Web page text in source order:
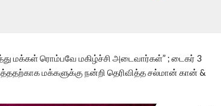
மக்கள் ரொம்பவே மகிழ்ச்சி அடைவார்கள்” ; டைகர் 3
மக்களுக்கு நன்றி தெரிவித்த சல்மான் கான் &